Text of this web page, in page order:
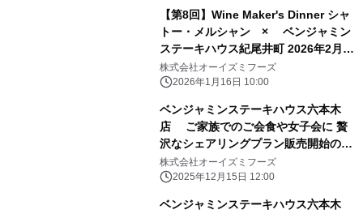
【第8回】Wine Maker's Dinner シャ
トー・メルシャン × ベンジャミン
ステーキハウス紀尾井町 2026年2月24
日(火) 開催
株式会社オーイズミフーズ
2026年1月16日 10:00
ベンジャミンステーキハウス六本木
店 ご家族でのご会食や女子会に 贅
沢なシェアリングプラン販売開始のお
知らせ
株式会社オーイズミフーズ
2025年12月15日 12:00
ベンジャミンステーキハウス六本木